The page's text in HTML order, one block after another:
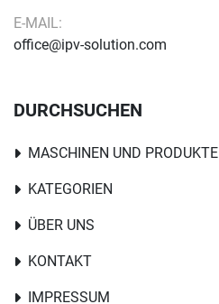
E-MAIL:
office@ipv-solution.com
DURCHSUCHEN
MASCHINEN UND PRODUKTE
KATEGORIEN
ÜBER UNS
KONTAKT
IMPRESSUM